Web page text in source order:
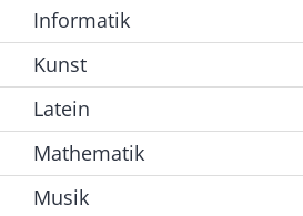
Informatik
Kunst
Latein
Mathematik
Musik